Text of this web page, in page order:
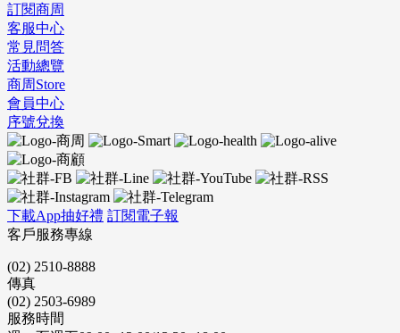
訂閱商周
客服中心
常見問答
活動總覽
商周Store
會員中心
序號兌換
下載App抽好禮 訂閱電子報
客戶服務專線
(02) 2510-8888
傳真
(02) 2503-6989
服務時間